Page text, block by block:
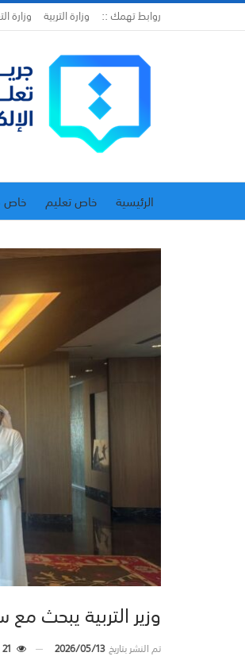
روابط تهمك :: وزارة التربية وزارة
الرئيسية خاص تعليم خاص
وزير التربية يبحث
تم النشر بتاريخ2026/05/13
21